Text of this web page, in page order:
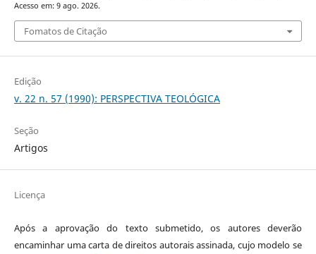
Acesso em: 9 ago. 2026.
Fomatos de Citação
Edição
v. 22 n. 57 (1990): PERSPECTIVA TEOLÓGICA
Seção
Artigos
Licença
Após a aprovação do texto submetido, os autores deverão
encaminhar uma carta de direitos autorais assinada, cujo modelo se